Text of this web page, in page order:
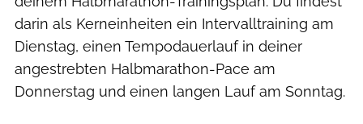
darin als Kerneinheiten ein Intervalltraining am
Dienstag, einen Tempodauerlauf in deiner
angestrebten Halbmarathon-Pace am
Donnerstag und einen langen Lauf am Sonntag.